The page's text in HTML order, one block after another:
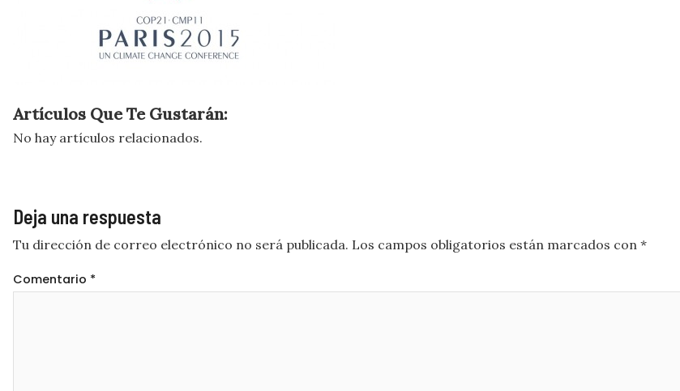
Artículos Que Te Gustarán:
No hay artículos relacionados.
Deja una respuesta
Tu dirección de correo electrónico no será publicada. Los campos obligatorios están marcados con *
Comentario *